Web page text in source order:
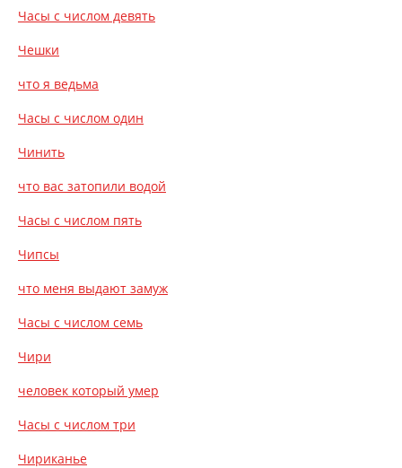
Часы с числом девять
Чешки
что я ведьма
Часы с числом один
Чинить
что вас затопили водой
Часы с числом пять
Чипсы
что меня выдают замуж
Часы с числом семь
Чири
человек который умер
Часы с числом три
Чириканье